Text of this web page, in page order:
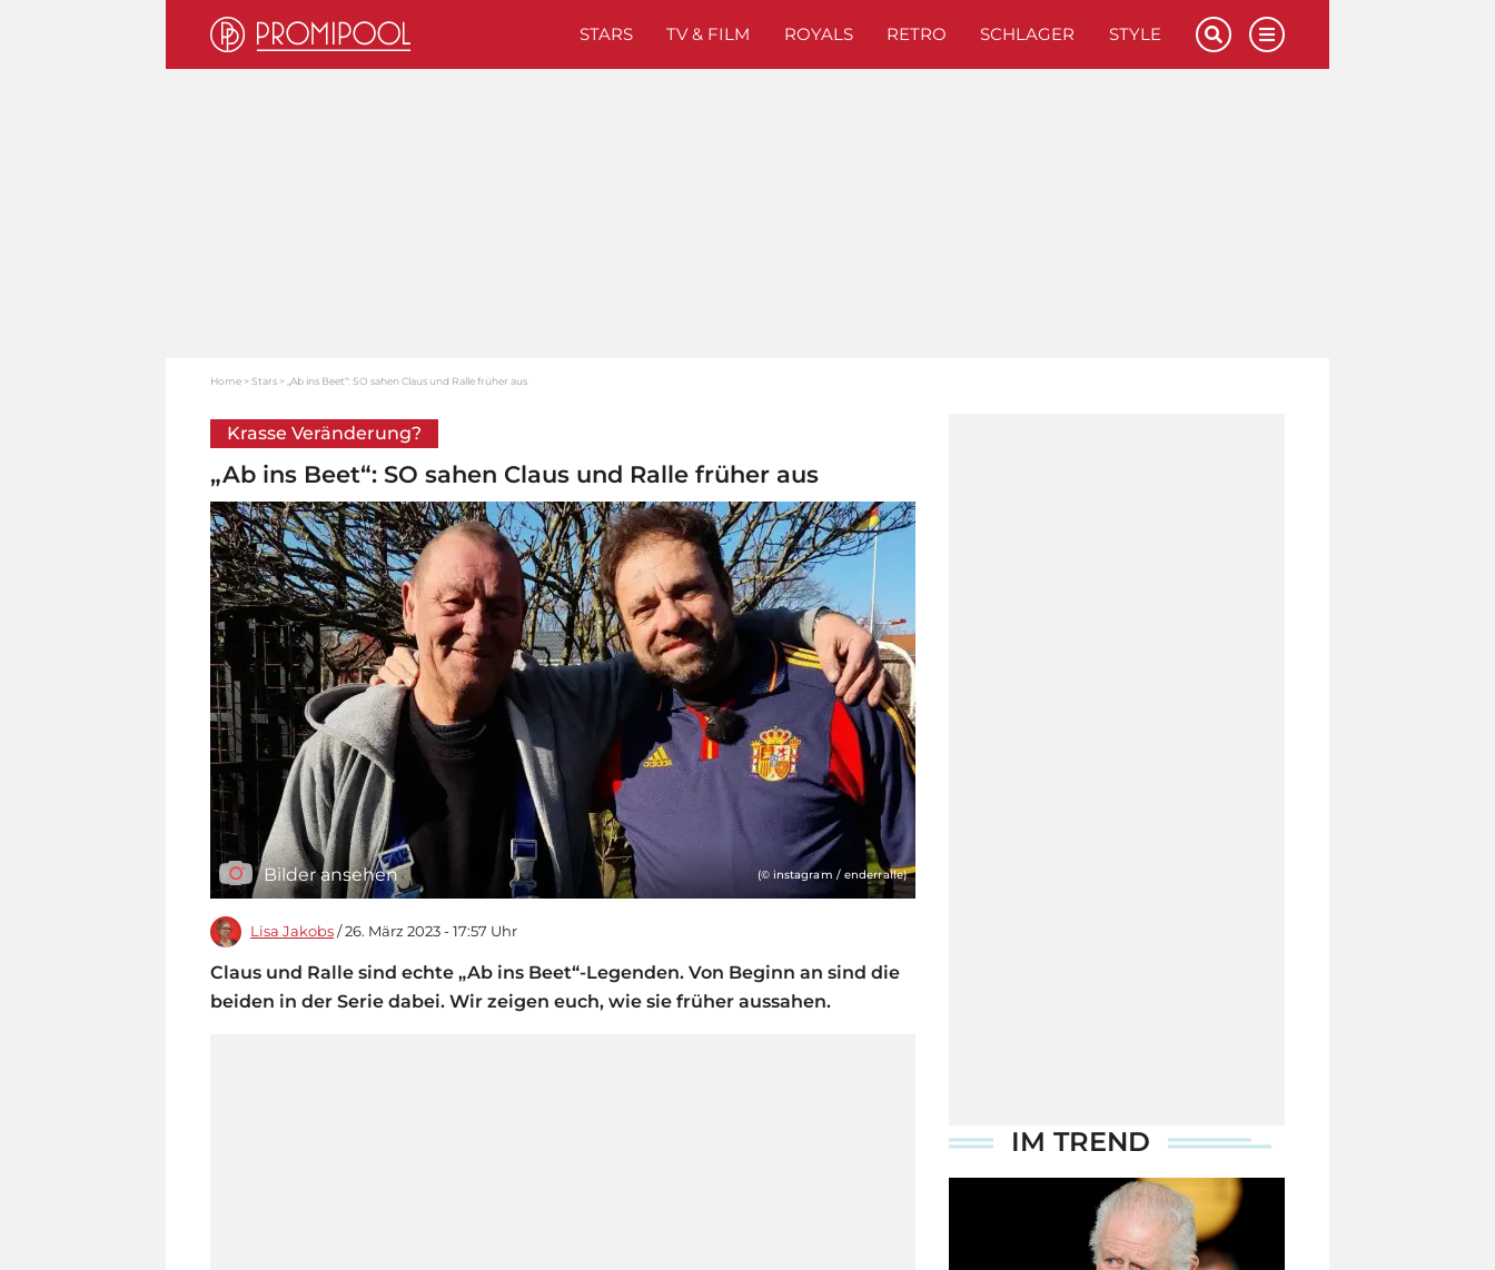
STARS TV & FILM ROYALS RETRO SCHLAGER STYLE
Home Stars „Ab ins Beet“: SO sahen Claus und Ralle früher aus
Krasse Veränderung?
„Ab ins Beet“: SO sahen Claus und Ralle früher aus
Bilder ansehen (© instagram / enderralle)
Lisa Jakobs / 26. März 2023 - 17:57 Uhr
Claus und Ralle sind echte „Ab ins Beet“-Legenden. Von Beginn an sind die
beiden in der Serie dabei. Wir zeigen euch, wie sie früher aussahen.
IM TREND